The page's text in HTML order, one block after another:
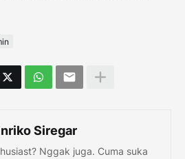
Siregar
Nggak juga. Cuma suka